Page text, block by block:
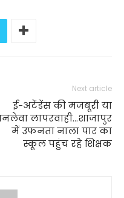
Next article
ई-अटेंडेंस की मजबूरी या
लापरवाही…शाजापुर
में उफनता नाला पार का
स्कूल पहुंच रहे शिक्षक